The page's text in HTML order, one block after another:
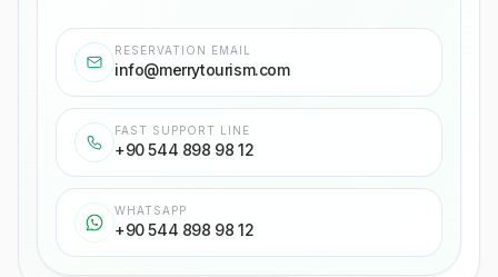
RESERVATION EMAIL
info@merrytourism.com
FAST SUPPORT LINE
+90 544 898 98 12
WHATSAPP
+90 544 898 98 12